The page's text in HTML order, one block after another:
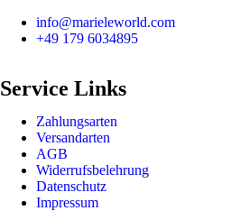
info@marieleworld.com
+49 179 6034895
Service Links
Zahlungsarten
Versandarten
AGB
Widerrufsbelehrung
Datenschutz
Impressum